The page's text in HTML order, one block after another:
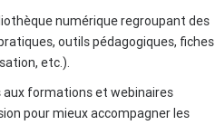
numérique regroupant des
outils pédagogiques, fiches
etc.).
aux formations et webinaires
pour mieux accompagner les